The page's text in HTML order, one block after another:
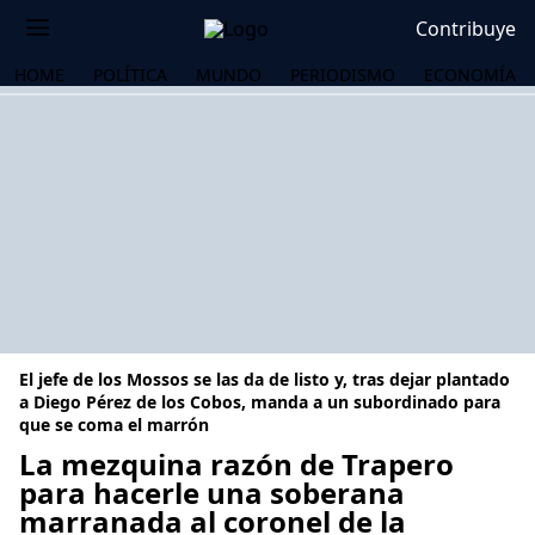
Contribuye
HOME POLÍTICA MUNDO PERIODISMO ECONOMÍA
El jefe de los Mossos se las da de listo y, tras dejar plantado
a Diego Pérez de los Cobos, manda a un subordinado para
que se coma el marrón
La mezquina razón de Trapero
para hacerle una soberana
marranada al coronel de la